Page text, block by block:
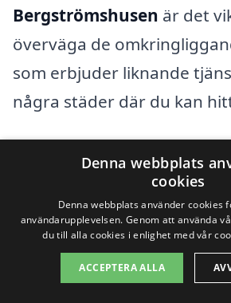
Bergströmshusen är det
överväga de
som erbjuder liknande
några städer där du kan
Staffanstorp
Malmö
Trelleborg
Denna webbplats
cookies
Denna webbplats använder cookies
användarupplevelsen. Genom att använda
du till alla cookies i enlighet med vår
ACCEPTERA ALLA